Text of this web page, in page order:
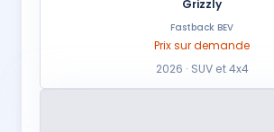
Grizzly
Fastback BEV
Prix sur demande
2026 · SUV et 4x4